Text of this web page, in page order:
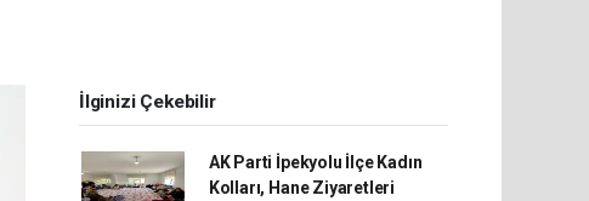
İlginizi Çekebilir
AK Parti İpekyolu İlçe Kadın
Kolları, Hane Ziyaretleri